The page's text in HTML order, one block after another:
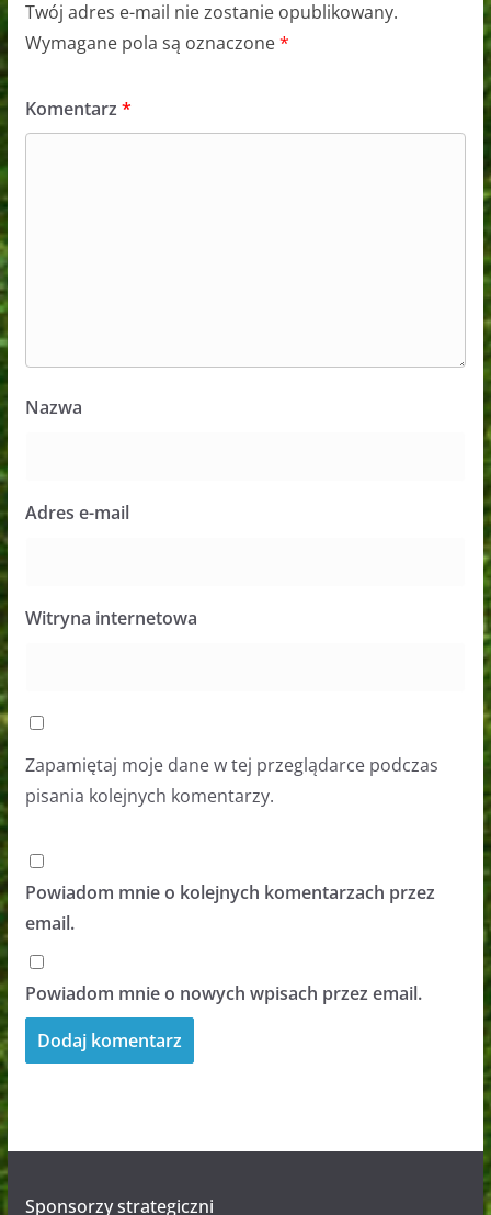
Twój adres e-mail nie zostanie opublikowany.
Wymagane pola są oznaczone*
Komentarz *
Nazwa
Adres e-mail
Witryna internetowa
Zapamiętaj moje dane w tej przeglądarce podczas
pisania kolejnych komentarzy.
Powiadom mnie o kolejnych komentarzach przez
email.
Powiadom mnie o nowych wpisach przez email.
Sponsorzy strategiczni